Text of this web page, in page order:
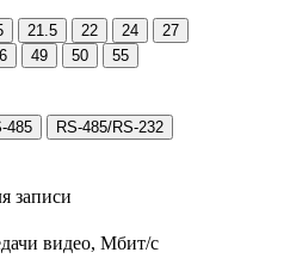
21.5 22 24
27
49 50
55
485 RS-485/RS-232
записи
видео, Мбит/с